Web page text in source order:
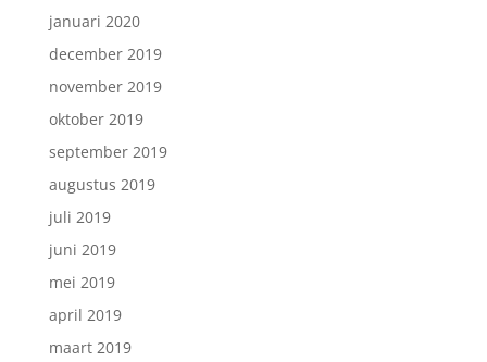
januari 2020
december 2019
november 2019
oktober 2019
september 2019
augustus 2019
juli 2019
juni 2019
mei 2019
april 2019
maart 2019